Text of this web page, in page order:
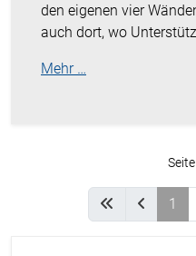
den eigenen vier
auch dort, wo
Mehr …
1